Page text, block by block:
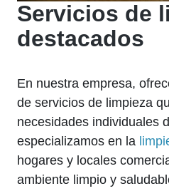
Servicios de
destacados
En nuestra empresa,
de servicios de limpieza
necesidades individuales
especializamos en la
hogares y locales
ambiente limpio y